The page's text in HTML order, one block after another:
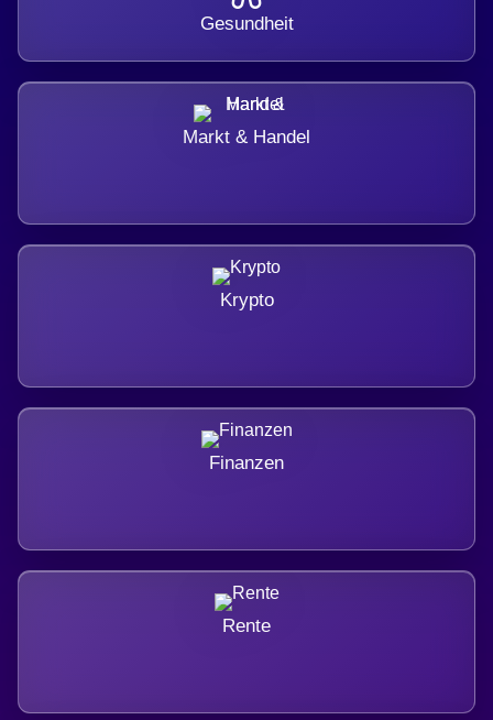
Gesundheit
Markt & Handel
Krypto
Finanzen
Rente